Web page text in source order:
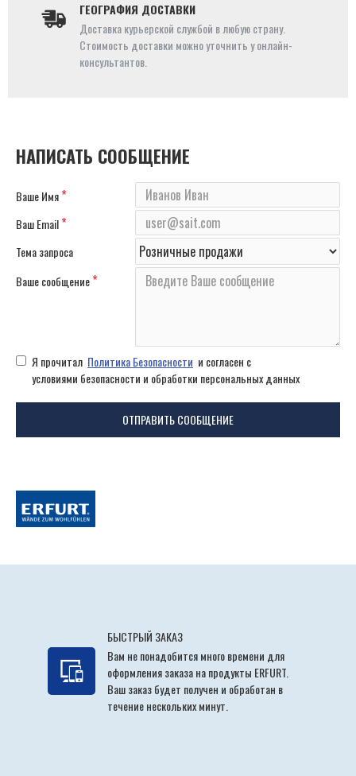
ГЕОГРАФИЯ ДОСТАВКИ
Доставка курьерской службой в любую страну.
Стоимость доставки можно уточнить у онлайн-
консультантов.
НАПИСАТЬ СООБЩЕНИЕ
Ваше Имя
Ваш Email
Тема запроса
Ваше сообщение
Я прочитал Политика Безопасности и согласен с
условиями безопасности и обработки персональных данных
ОТПРАВИТЬ СООБЩЕНИЕ
БЫСТРЫЙ ЗАКАЗ
Вам не понадобится много времени для
оформления заказа на продукты ERFURT.
Ваш заказ будет получен и обработан в
течение нескольких минут.